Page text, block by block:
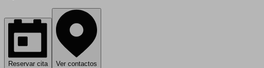
Reservar cita Ver contactos